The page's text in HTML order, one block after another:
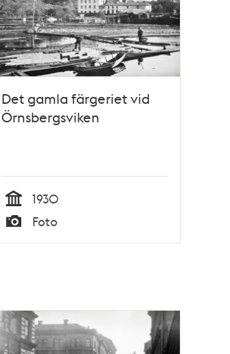
Det gamla färgeriet vid
Örnsbergsviken
Tid
1930
Typ
Foto